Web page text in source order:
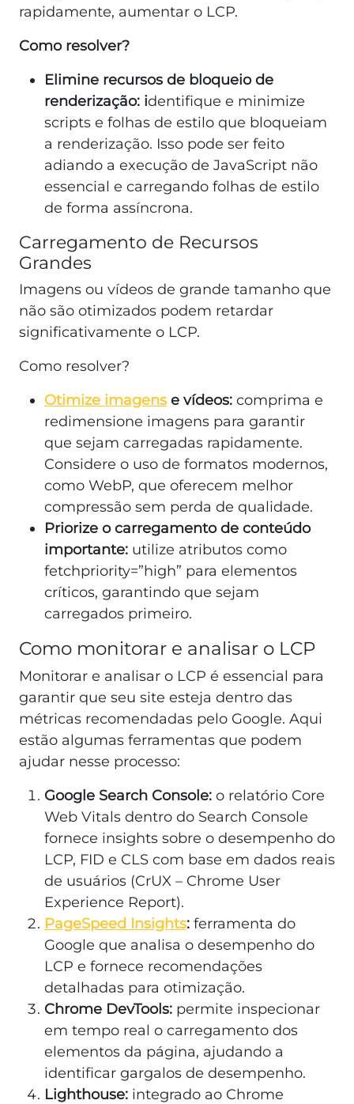
rapidamente, aumentar o LCP.
Como resolver?
Elimine recursos de bloqueio de
renderização: identifique e minimize
scripts e folhas de estilo que bloqueiam
a renderização. Isso pode ser feito
adiando a execução de JavaScript não
essencial e carregando folhas de estilo
de forma assíncrona.
Carregamento de Recursos
Grandes
Imagens ou vídeos de grande tamanho que
não são otimizados podem retardar
significativamente o LCP.
Como resolver?
Otimize imagens e vídeos: comprima e
redimensione imagens para garantir
que sejam carregadas rapidamente.
Considere o uso de formatos modernos,
como WebP, que oferecem melhor
compressão sem perda de qualidade.
Priorize o carregamento de conteúdo
importante: utilize atributos como
fetchpriority=”high” para elementos
críticos, garantindo que sejam
carregados primeiro.
Como monitorar e analisar o LCP
Monitorar e analisar o LCP é essencial para
garantir que seu site esteja dentro das
métricas recomendadas pelo Google. Aqui
estão algumas ferramentas que podem
ajudar nesse processo:
Google Search Console: o relatório Core
Web Vitals dentro do Search Console
fornece insights sobre o desempenho do
LCP, FID e CLS com base em dados reais
de usuários (CrUX – Chrome User
Experience Report).
PageSpeed Insights: ferramenta do
Google que analisa o desempenho do
LCP e fornece recomendações
detalhadas para otimização.
Chrome DevTools: permite inspecionar
em tempo real o carregamento dos
elementos da página, ajudando a
identificar gargalos de desempenho.
Lighthouse: integrado ao Chrome